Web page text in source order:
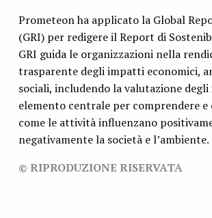
Prometeon ha applicato la Global
(GRI) per redigere il Report di
GRI guida le organizzazioni nella
trasparente degli impatti economici,
sociali, includendo la valutazione
elemento centrale per comprendere e
come le attività influenzano
negativamente la società e l’ambiente.
© RIPRODUZIONE RISERVATA